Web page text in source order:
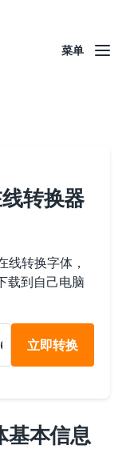
菜单
转换器
线转换字体，
载到自己电脑
立即转换
本信息